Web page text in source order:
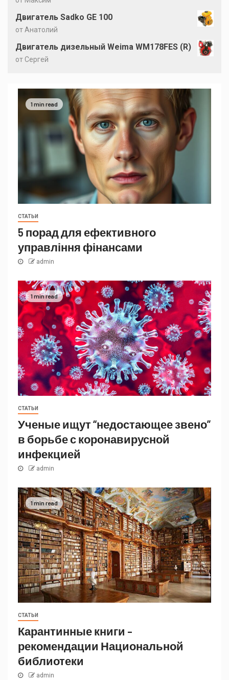
Двигатель Sadko GE 100
от Анатолий
Двигатель дизельный Weima WM178FES (R)
от Сергей
1 min read
СТАТЬИ
5 порад для ефективного
управління фінансами
admin
1 min read
СТАТЬИ
Ученые ищут “недостающее звено”
в борьбе с коронавирусной
инфекцией
admin
1 min read
СТАТЬИ
Карантинные книги –
рекомендации Национальной
библиотеки
admin